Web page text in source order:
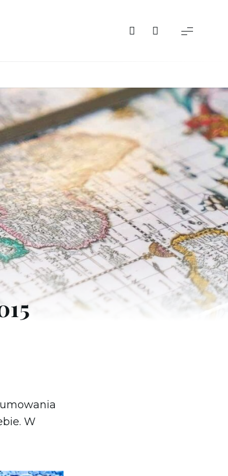
Albania
Austria
Belgia
Bośnia i Hercegowina
Bułgaria
Chorwacja
Czarnogóra
Czechy
Dania
Finlandia
Francja
Grecja
Hiszpania
Holandia
W